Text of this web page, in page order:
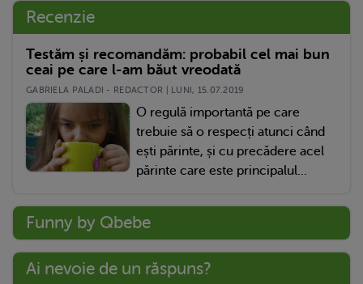
Recenzie
Testăm și recomandăm: probabil cel mai bun
ceai pe care l-am băut vreodată
GABRIELA PALADI - REDACTOR | LUNI, 15.07.2019
O regulă importantă pe care
trebuie să o respecți atunci când
ești părinte, și cu precădere acel
părinte care este principalul...
Funny by Qbebe
Ai nevoie de un răspuns?